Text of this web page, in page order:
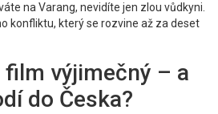
na Varang, nevidíte jen zlou vůdkyni.
konfliktu, který se rozvine až za deset
výjimečný – a
do Česka?